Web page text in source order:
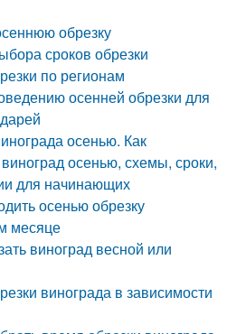
обрезку
сроков обрезки
по регионам
осенней обрезки для
осенью. Как
осенью, схемы, сроки,
для начинающих
осенью обрезку
месяце
виноград весной или
винограда в зависимости